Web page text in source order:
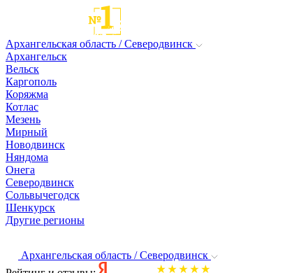
Архангельская область / Северодвинск
Архангельск
Вельск
Каргополь
Коряжма
Котлас
Мезень
Мирный
Новодвинск
Няндома
Онега
Северодвинск
Сольвычегодск
Шенкурск
Другие регионы
Архангельская область / Северодвинск